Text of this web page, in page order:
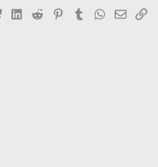
BlueskyLinkedIn
Reddit PinterestTumblr WhatsApp
Email